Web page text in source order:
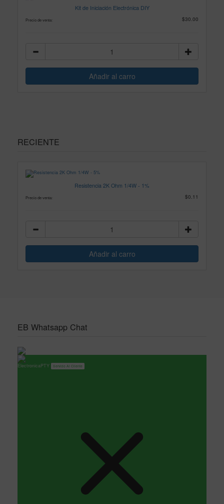
Kit de Iniciación Electrónica DIY
Precio de venta: $30.00
RECIENTE
Resistencia 2K Ohm 1/4W - 1%
Precio de venta: $0.11
EB Whatsapp Chat
ElectronicaPTY Servicio Al Cliente